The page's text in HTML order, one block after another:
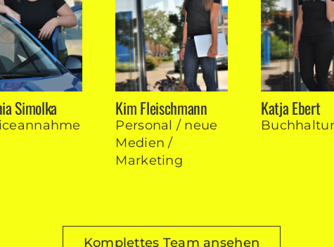
Simolka Kim Fleischmann
Personal / neue
Medien /
Marketing
Katja Ebert
Komplettes Team ansehen